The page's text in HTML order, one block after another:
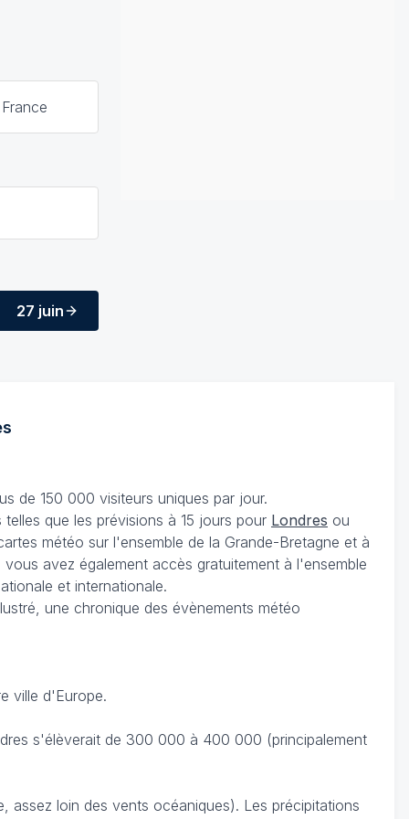
27 juin
de 150 000 visiteurs uniques par jour.
que les prévisions à 15 jours pour Londres ou
météo sur l'ensemble de la Grande-Bretagne et à
avez également accès gratuitement à l'ensemble
et internationale.
une chronique des évènements météo
ville d'Europe.
s'élèverait de 300 000 à 400 000 (principalement
loin des vents océaniques). Les précipitations